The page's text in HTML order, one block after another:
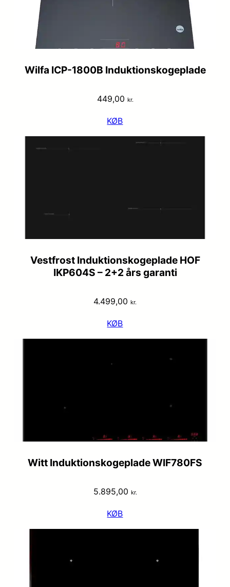
Wilfa ICP-1800B Induktionskogeplade
449,00 kr.
KØB
Vestfrost Induktionskogeplade HOF
IKP604S – 2+2 års garanti
4.499,00 kr.
KØB
Witt Induktionskogeplade WIF780FS
5.895,00 kr.
KØB